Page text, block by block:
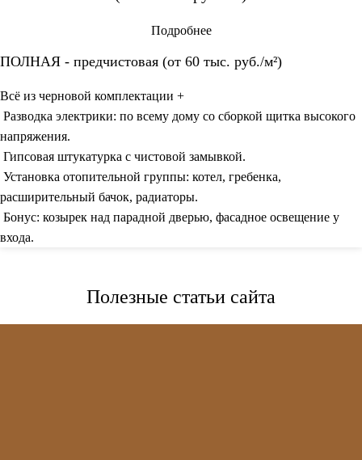
Подробнее
ПОЛНАЯ - предчистовая (от 60 тыс. руб./м²)
Всё из черновой комплектации +
Разводка электрики: по всему дому со сборкой щитка высокого
напряжения.
Гипсовая штукатурка с чистовой замывкой.
Установка отопительной группы: котел, гребенка,
расширительный бачок, радиаторы.
Бонус: козырек над парадной дверью, фасадное освещение у
входа.
Полезные статьи сайта